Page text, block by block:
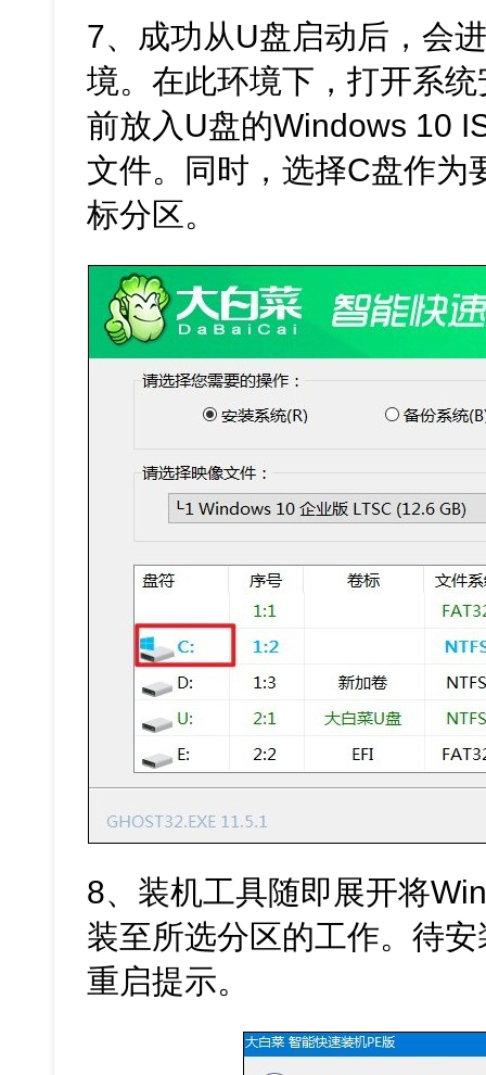
7、成功从U盘启动后，会
境。在此环境下，打开系
前放入U盘的Windows 10
文件。同时，选择C盘作为
标分区。
8、装机工具随即展开将
装至所选分区的工作。待
重启提示。